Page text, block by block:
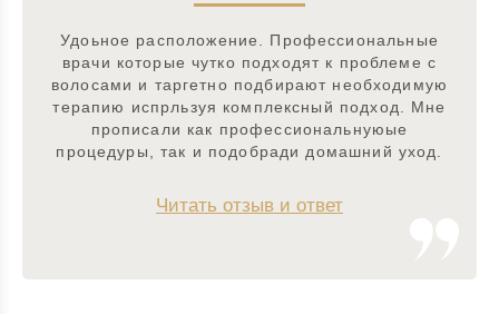
Удоьное расположение. Профессиональные
врачи которые чутко подходят к проблеме с
волосами и таргетно подбирают необходимую
терапию испрльзуя комплексный подход. Мне
прописали как профессиональнуюые
процедуры, так и подобради домашний уход.
Читать отзыв и ответ